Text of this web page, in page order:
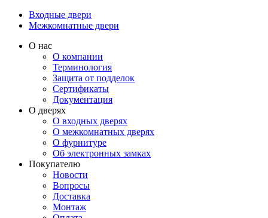
Входные двери
Межкомнатные двери
О нас
О компании
Терминология
Защита от подделок
Сертификаты
Документация
О дверях
О входных дверях
О межкомнатных дверях
О фурнитуре
Об электронных замках
Покупателю
Новости
Вопросы
Доставка
Монтаж